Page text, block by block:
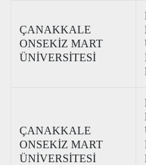
ÇANAKKALE
ONSEKİZ MART
ÜNİVERSİTESİ
ÇANAKKALE
ONSEKİZ MART
ÜNİVERSİTESİ